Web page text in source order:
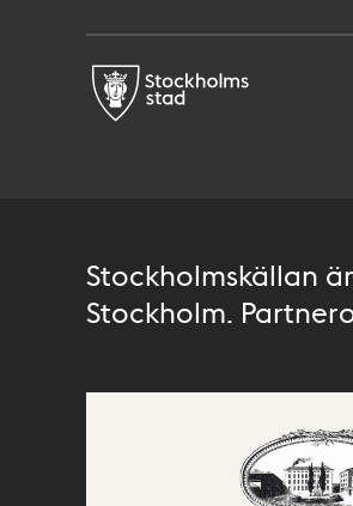
Stockholmskällan
Stockholm.